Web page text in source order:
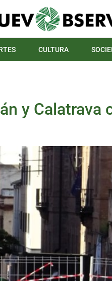
CULTURA
y Calatrava